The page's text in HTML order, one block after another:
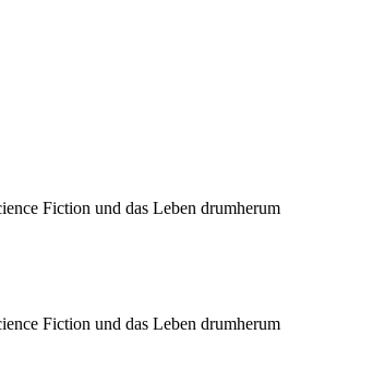
Fiction und das Leben drumherum
Fiction und das Leben drumherum